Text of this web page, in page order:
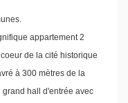
appartement 2
de la cité historique
à 300 mètres de la
grand hall d'entrée avec